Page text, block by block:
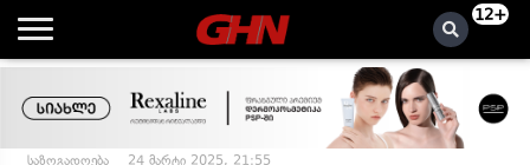
12+
საზოგადოება 24 მარტი 2025, 21:55